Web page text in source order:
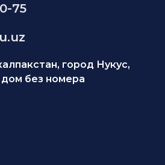
75
город Нукус,
без номера